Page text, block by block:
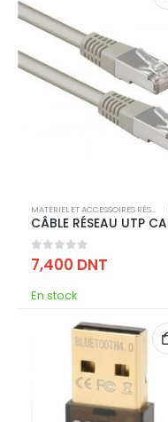
MATÉRIEL ET ACCESSOIRES RÉSEAU
0 out of 5
7,400 DNT
En stock